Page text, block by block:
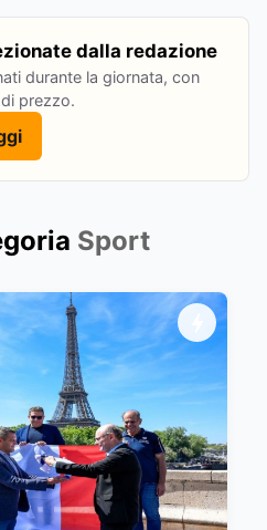
dalla redazione
durante la giornata, con
prezzo.
Sport